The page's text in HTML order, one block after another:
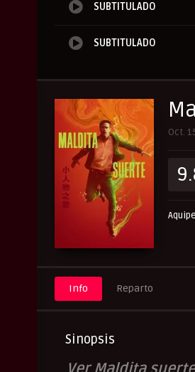
SUBTITULADO
SUBTITULADO
Oct.
Info Reparto
Sinopsis